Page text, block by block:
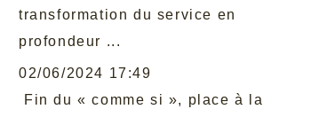
transformation du service en
profondeur ...
02/06/2024 17:49
Fin du « comme si », place à la